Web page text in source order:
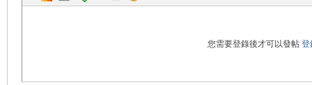
您需要登錄後才可以發帖 登